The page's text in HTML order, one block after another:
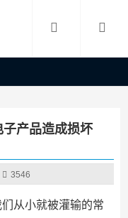
产品造成损坏
3546
从小就被灌输的常